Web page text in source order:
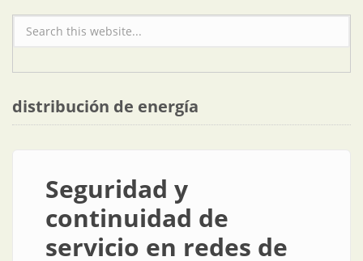
Formulario de búsqueda
distribución de energía
Seguridad y
continuidad de
servicio en redes de